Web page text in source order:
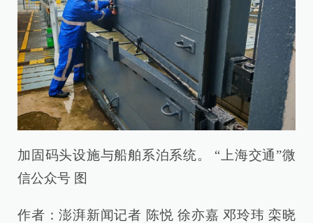
加固码头设施与船舶系泊系统。 “上海交通”微
信公众号 图
作者：澎湃新闻记者 陈悦 徐亦嘉 邓玲玮 栾晓